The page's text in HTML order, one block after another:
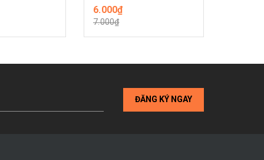
6.000₫
7.000₫
MUA HÀNG
ĐĂNG KÝ NGAY